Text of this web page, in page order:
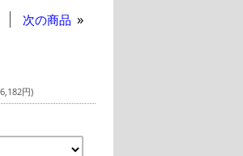
次の商品
円)